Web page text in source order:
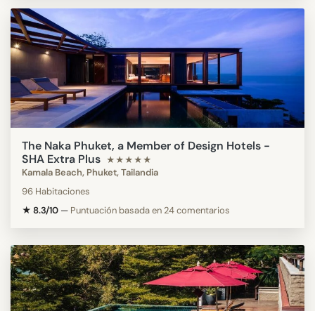
The Naka Phuket, a Member of Design Hotels -
SHA Extra Plus ★★★★★
Kamala Beach, Phuket, Tailandia
96 Habitaciones
★ 8.3/10 — Puntuación basada en 24 comentarios